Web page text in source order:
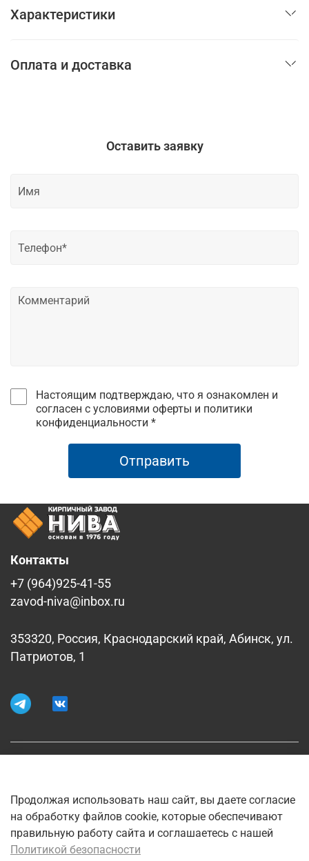
Характеристики
Оплата и доставка
Оставить заявку
Настоящим подтверждаю, что я ознакомлен и
согласен с условиями оферты и политики
конфиденциальности *
Отправить
Меню
Контакты
+7 (964)925-41-55
zavod-niva@inbox.ru
353320, Россия, Краснодарский край, Абинск, ул.
Патриотов, 1
Интернет-магазин создан на InSales
Продолжая использовать наш сайт, вы даете согласие
на обработку файлов cookie, которые обеспечивают
правильную работу сайта и соглашаетесь с нашей
Политикой безопасности